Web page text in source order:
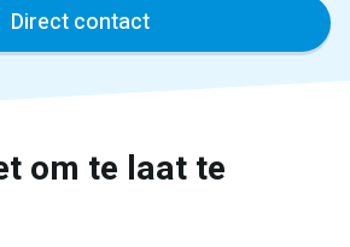
Direct contact
om te laat te